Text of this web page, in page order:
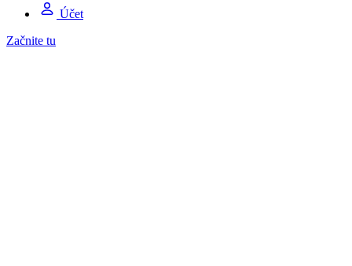
Účet
Začnite tu